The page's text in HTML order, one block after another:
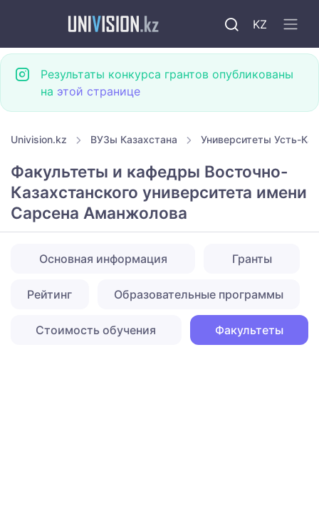
KZ
Результаты конкурса грантов опубликованы
на этой странице
Univision.kz ВУЗы Казахстана Университеты Усть-
Факультеты и кафедры Восточно-
Казахстанского университета имени
Сарсена Аманжолова
Основная информация Гранты
Рейтинг Образовательные программы
Стоимость обучения Факультеты